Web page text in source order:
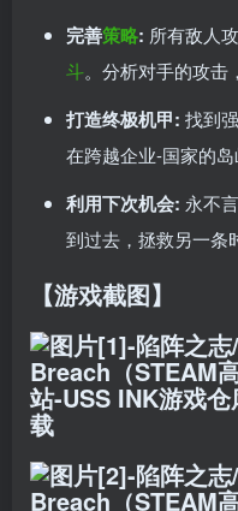
完善策略: 所有敌人
斗。分析对手的攻击
打造终极机甲: 找到
在跨越企业-国家的
利用下次机会: 永不
到过去，拯救另一条
【游戏截图】